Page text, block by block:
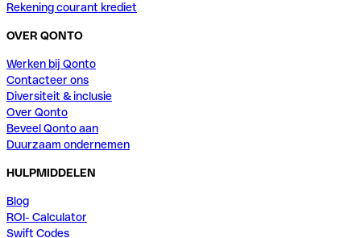
Rekening courant krediet
OVER QONTO
Werken bij Qonto
Contacteer ons
Diversiteit & inclusie
Over Qonto
Beveel Qonto aan
Duurzaam ondernemen
HULPMIDDELEN
Blog
ROI- Calculator
Swift Codes